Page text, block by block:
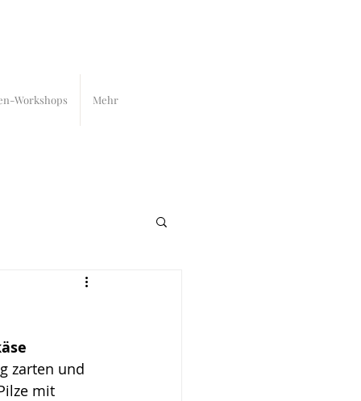
Workshops Mehr
zarten und
mit